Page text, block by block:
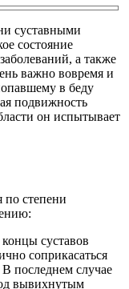
суставными
состояние
а также
важно вовремя и
в беду
подвижность
он испытывает
по степени
суставов
соприкасаться
последнем случае
вывихнутым